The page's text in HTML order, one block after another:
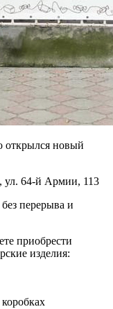
открылся новый
ул. 64-й Армии, 113
перерыва и
приобрести
изделия: